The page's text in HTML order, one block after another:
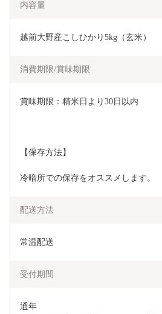
内容量
越前大野産こしひかり5kg（玄米）
消費期限/賞味期限
賞味期限：精米日より30日以内
【保存方法】
冷暗所での保存をオススメします。
配送方法
常温配送
受付期間
通年